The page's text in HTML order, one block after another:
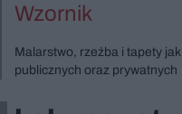
Wzornik
Malarstwo, rzeźba i tapety
publicznych oraz prywatnych